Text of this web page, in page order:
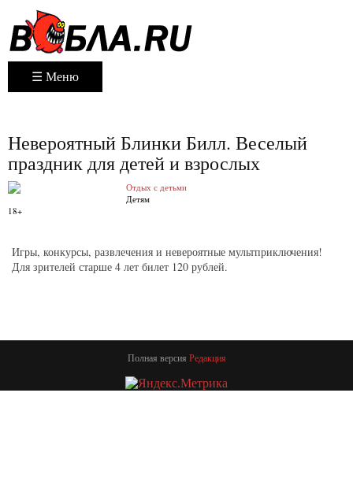
☰ Меню
Невероятный Блинки Билл. Веселый
праздник для детей и взрослых
Отдых с детьми
Детям
18+
Игры, конкурсы, развлечения и невероятные мультприключения!
Для зрителей старше 4 лет билет 120 рублей.
Полная версия Редакция